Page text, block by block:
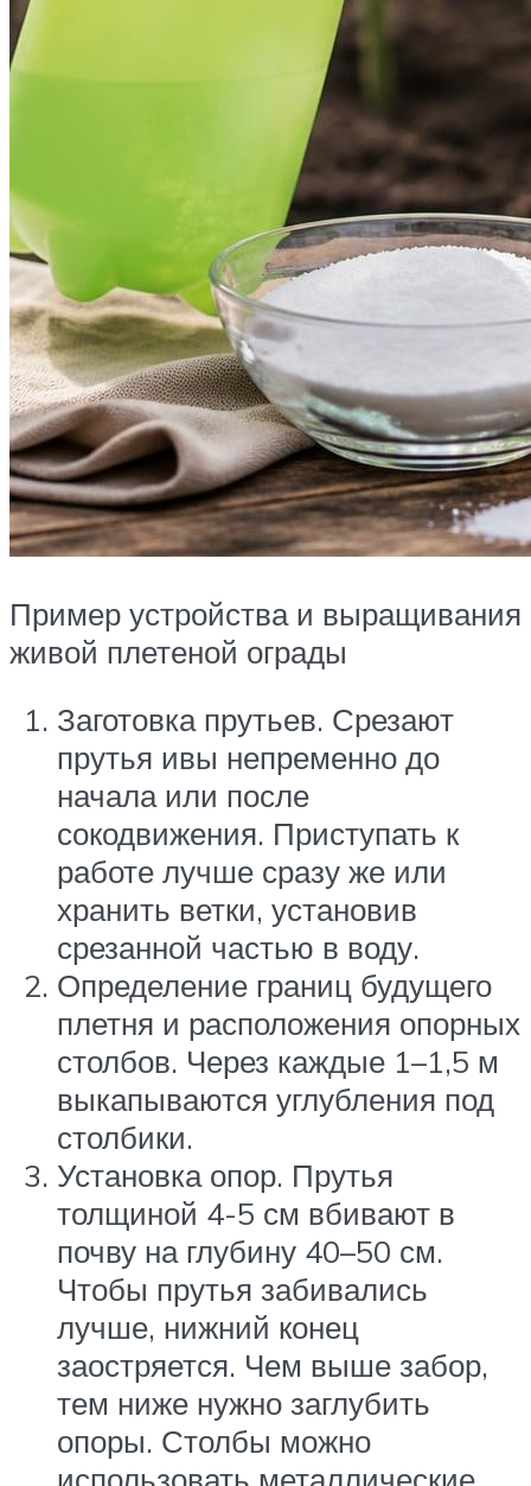
Пример устройства и выращивания
живой плетеной ограды
Заготовка прутьев. Срезают
прутья ивы непременно до
начала или после
сокодвижения. Приступать к
работе лучше сразу же или
хранить ветки, установив
срезанной частью в воду.
Определение границ будущего
плетня и расположения опорных
столбов. Через каждые 1–1,5 м
выкапываются углубления под
столбики.
Установка опор. Прутья
толщиной 4-5 см вбивают в
почву на глубину 40–50 см.
Чтобы прутья забивались
лучше, нижний конец
заостряется. Чем выше забор,
тем ниже нужно заглубить
опоры. Столбы можно